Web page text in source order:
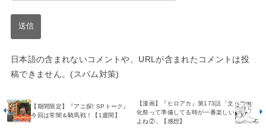
日本語の含まれないコメントや、URLが含まれたコメントは投
稿できません。(スパム対策)
【漫画】『ヒロアカ』第173話「文
化祭って準備してる時が一番楽しい
よね②」【感想】
【期間限定】『アニ探! SPトーク』
今回は常闇＆騎馬戦！【1週間】